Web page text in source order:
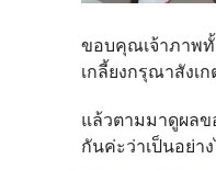
ขอบคุณเจ้าภาพ
เกลี้ยงกรุณาสังเก
แล้วตามมาดูผล
กันค่ะว่าเป็นอย่าง